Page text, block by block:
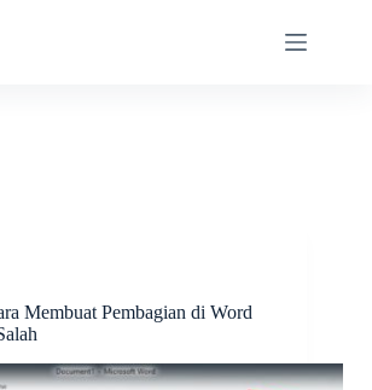
Membuat Pembagian di Word